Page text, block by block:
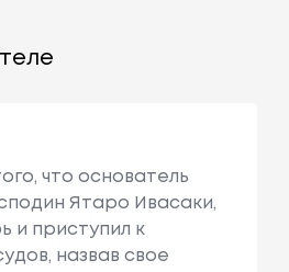
что основатель
Ятаро Ивасаки,
и приступил к
назвав свое